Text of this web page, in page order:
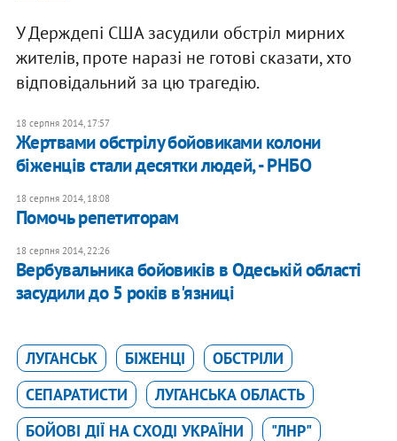
У Держдепі США засудили обстріл мирних
жителів, проте наразі не готові сказати, хто
відповідальний за цю трагедію.
18 серпня 2014, 17:57
Жертвами обстрілу бойовиками колони
біженців стали десятки людей, - РНБО
18 серпня 2014, 18:08
Помочь репетиторам
18 серпня 2014, 22:26
Вербувальника бойовиків в Одеській області
засудили до 5 років в'язниці
ЛУГАНСЬК БІЖЕНЦІ
ОБСТРІЛИ
СЕПАРАТИСТИ
ЛУГАНСЬКА ОБЛАСТЬ
БОЙОВІ ДІЇ НА СХОДІ УКРАЇНИ
"ЛНР"